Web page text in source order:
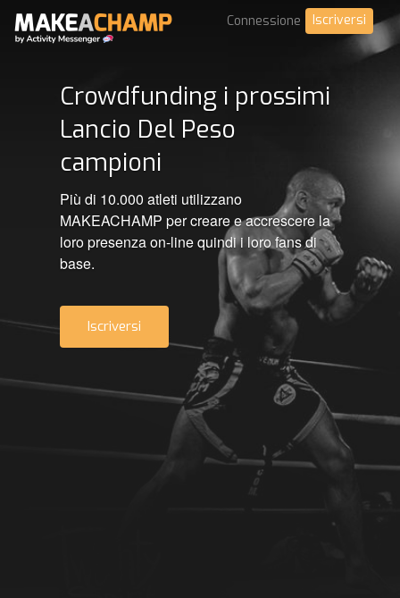
Connessione Iscriversi
Crowdfunding i prossimi
Lancio Del Peso
campioni
Più di 10.000 atleti utilizzano
MAKEACHAMP per creare e accrescere la
loro presenza on-line quindi i loro fans di
base.
Iscriversi